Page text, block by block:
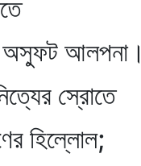
অস্ফুট আলপনা।
স্রোতে
হিল্লোল;